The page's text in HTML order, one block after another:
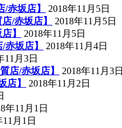
赤坂店】
2018年11月5日
/赤坂店】
2018年11月5日
】
2018年11月5日
坂店】
2018年11月4日
11月3日
店/赤坂店】
2018年11月3日
店】
2018年11月2日
年11月1日
11月1日